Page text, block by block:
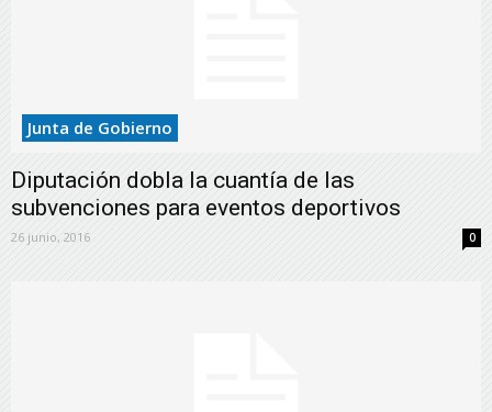
Junta de Gobierno
Diputación dobla la cuantía de las
subvenciones para eventos deportivos
26 junio, 2016 0